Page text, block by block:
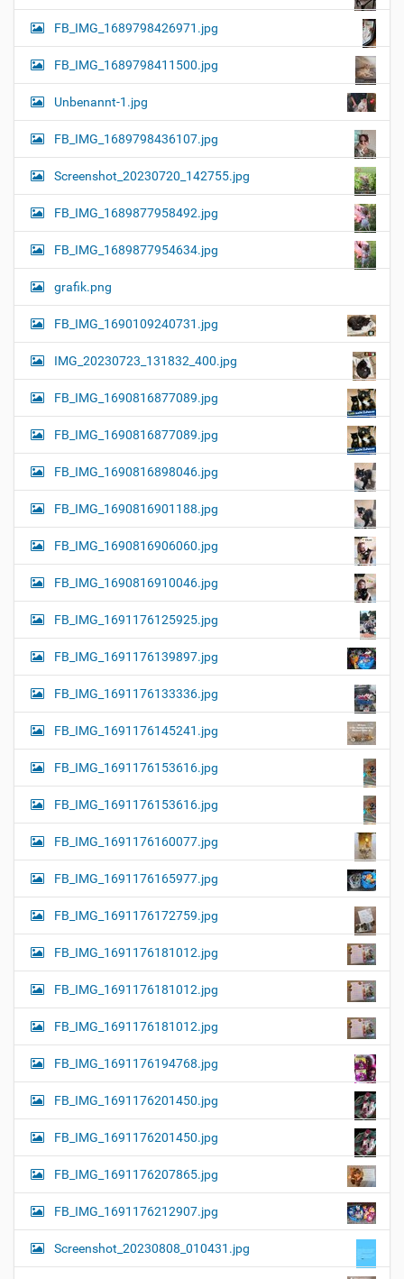
FB_IMG_1689798426971.jpg
FB_IMG_1689798411500.jpg
Unbenannt-1.jpg
FB_IMG_1689798436107.jpg
Screenshot_20230720_142755.jpg
FB_IMG_1689877958492.jpg
FB_IMG_1689877954634.jpg
grafik.png
FB_IMG_1690109240731.jpg
IMG_20230723_131832_400.jpg
FB_IMG_1690816877089.jpg
FB_IMG_1690816877089.jpg
FB_IMG_1690816898046.jpg
FB_IMG_1690816901188.jpg
FB_IMG_1690816906060.jpg
FB_IMG_1690816910046.jpg
FB_IMG_1691176125925.jpg
FB_IMG_1691176139897.jpg
FB_IMG_1691176133336.jpg
FB_IMG_1691176145241.jpg
FB_IMG_1691176153616.jpg
FB_IMG_1691176153616.jpg
FB_IMG_1691176160077.jpg
FB_IMG_1691176165977.jpg
FB_IMG_1691176172759.jpg
FB_IMG_1691176181012.jpg
FB_IMG_1691176181012.jpg
FB_IMG_1691176181012.jpg
FB_IMG_1691176194768.jpg
FB_IMG_1691176201450.jpg
FB_IMG_1691176201450.jpg
FB_IMG_1691176207865.jpg
FB_IMG_1691176212907.jpg
Screenshot_20230808_010431.jpg